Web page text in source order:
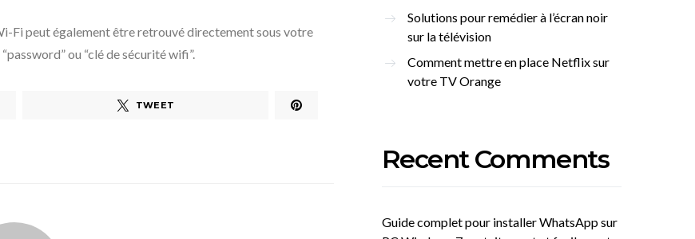
Fi peut également être retrouvé directement sous votre
ou “clé de sécurité wifi”.
TWEET
Solutions pour remédier à l’écran noir
sur la télévision
Comment mettre en place Netflix sur
votre TV Orange
Recent Comments
Guide complet pour installer WhatsApp sur